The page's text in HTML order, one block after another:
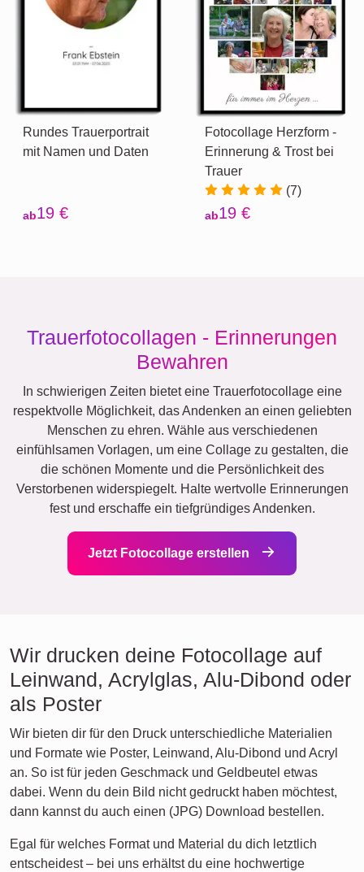
Rundes Trauerportrait
mit Namen und Daten
ab19 €
Fotocollage Herzform -
Erinnerung & Trost bei
Trauer
(7)
ab19 €
Trauerfotocollagen - Erinnerungen
Bewahren
In schwierigen Zeiten bietet eine Trauerfotocollage eine
respektvolle Möglichkeit, das Andenken an einen geliebten
Menschen zu ehren. Wähle aus verschiedenen
einfühlsamen Vorlagen, um eine Collage zu gestalten, die
die schönen Momente und die Persönlichkeit des
Verstorbenen widerspiegelt. Halte wertvolle Erinnerungen
fest und erschaffe ein tiefgründiges Andenken.
Jetzt Fotocollage erstellen
Wir drucken deine Fotocollage auf
Leinwand, Acrylglas, Alu-Dibond oder
als Poster
Wir bieten dir für den Druck unterschiedliche Materialien
und Formate wie Poster, Leinwand, Alu-Dibond und Acryl
an. So ist für jeden Geschmack und Geldbeutel etwas
dabei. Wenn du dein Bild nicht gedruckt haben möchtest,
dann kannst du auch einen (JPG) Download bestellen.
Egal für welches Format und Material du dich letztlich
entscheidest – bei uns erhältst du eine hochwertige